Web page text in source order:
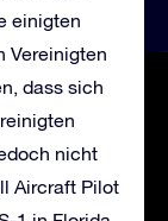
einigten
Vereinigten
dass sich
nicht
Aircraft Pilot